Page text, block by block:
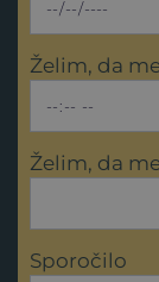
Želim, da
Želim, da
Sporočilo